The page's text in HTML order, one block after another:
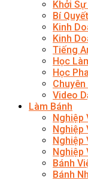
Khởi
Bí
Kinh
Kinh
Tiếng
Học
Học
Video
Làm Bánh
Nghiệp
Nghiệp
Nghiệp
Nghiệp
Bánh
Bánh